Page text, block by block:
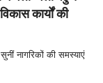
कार्यों की
नागरिकों की समस्याएं